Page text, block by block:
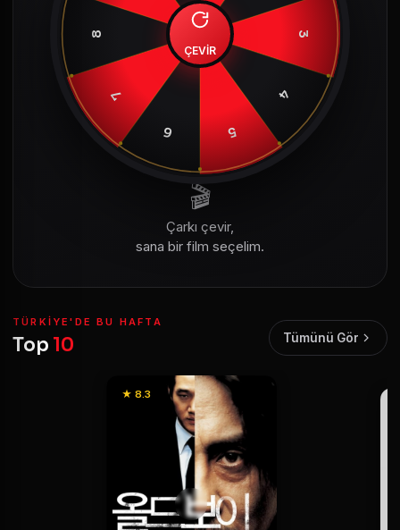
3
4
5
6
7
8
ÇEVİR
🎬
Çarkı çevir,
sana bir film seçelim.
TÜRKIYE'DE BU HAFTA
Top 10 Tümünü Gör
★ 8.3